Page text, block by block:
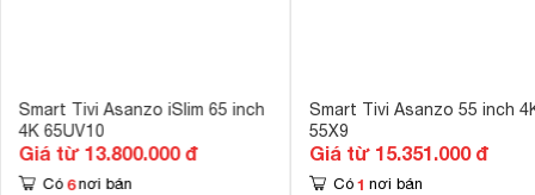
Smart Tivi Asanzo iSlim 65 inch
4K 65UV10
Giá từ 13.800.000 đ
Có 6 nơi bán
Smart Tivi Asanzo 55 inch
55X9
Giá từ 15.351.000 đ
Có 1 nơi bán